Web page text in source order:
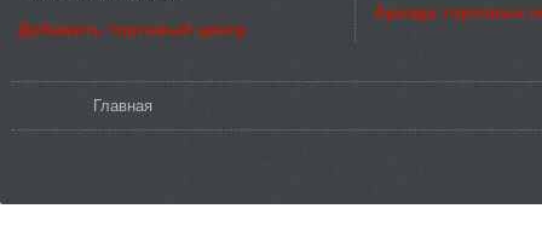
Добавить торговый центр
Аренда торговых
Главная